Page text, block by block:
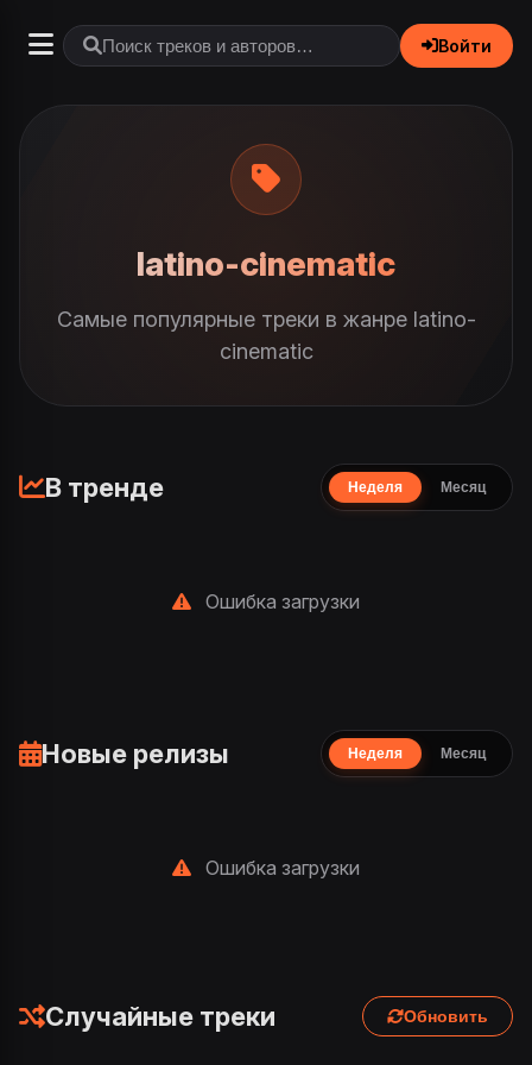
Войти
latino-cinematic
Самые популярные треки в жанре latino-
cinematic
В тренде Неделя Месяц
Ошибка загрузки
Новые релизы Неделя Месяц
Ошибка загрузки
Случайные треки Обновить